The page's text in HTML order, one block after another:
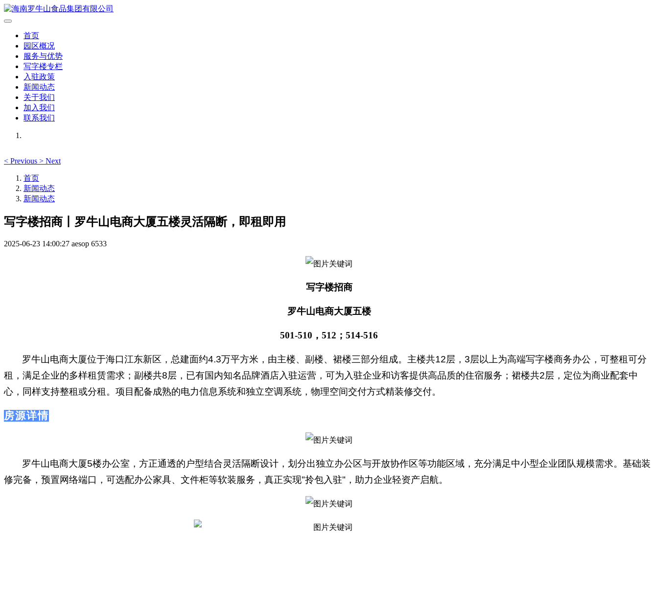
首页
园区概况
服务与优势
写字楼专栏
入驻政策
新闻动态
关于我们
加入我们
联系我们
< Previous > Next
首页
新闻动态
新闻动态
写字楼招商丨罗牛山电商大厦五楼灵活隔断，即租即用
2025-06-23 14:00:27 aesop 6533
写字楼招商
罗牛山电商大厦五楼
501-510，512；514-516
罗牛山电商大厦位于海口江东新区，总建面约4.3万平方米，由主楼、副楼、裙楼三部分组成。主楼共12层，3层以上为高端写字楼商务办公，可整租可分
租，满足企业的多样租赁需求；副楼共8层，已有国内知名品牌酒店入驻运营，可为入驻企业和访客提供高品质的住宿服务；裙楼共2层，定位为商业配套中
心，同样支持整租或分租。项目配备成熟的电力信息系统和独立空调系统，物理空间交付方式精装修交付。
房源详情
罗牛山电商大厦5楼办公室，方正通透的户型结合灵活隔断设计，划分出独立办公区与开放协作区等功能区域，充分满足中小型企业团队规模需求。基础装
修完备，预置网络端口，可选配办公家具、文件柜等软装服务，真正实现"拎包入驻"，助力企业轻资产启航。